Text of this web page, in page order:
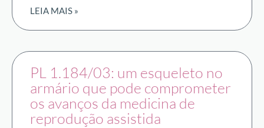
LEIA MAIS »
PL 1.184/03: um esqueleto no
armário que pode comprometer
os avanços da medicina de
reprodução assistida